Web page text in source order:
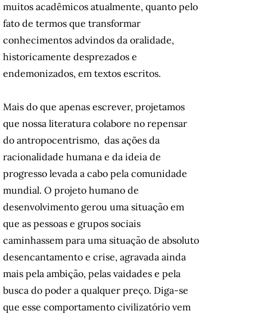
muitos acadêmicos atualmente, quanto pelo
fato de termos que transformar
conhecimentos advindos da oralidade,
historicamente desprezados e
endemonizados, em textos escritos.
Mais do que apenas escrever, projetamos
que nossa literatura colabore no repensar
do antropocentrismo, das ações da
racionalidade humana e da ideia de
progresso levada a cabo pela comunidade
mundial. O projeto humano de
desenvolvimento gerou uma situação em
que as pessoas e grupos sociais
caminhassem para uma situação de absoluto
desencantamento e crise, agravada ainda
mais pela ambição, pelas vaidades e pela
busca do poder a qualquer preço. Diga-se
que esse comportamento civilizatório vem